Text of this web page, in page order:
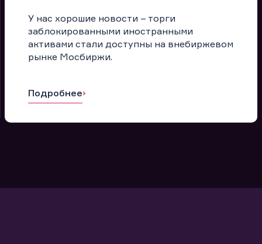
У нас хорошие новости – торги
заблокированными иностранными
активами стали доступны на внебиржевом
рынке Мосбиржи.
Подробнее